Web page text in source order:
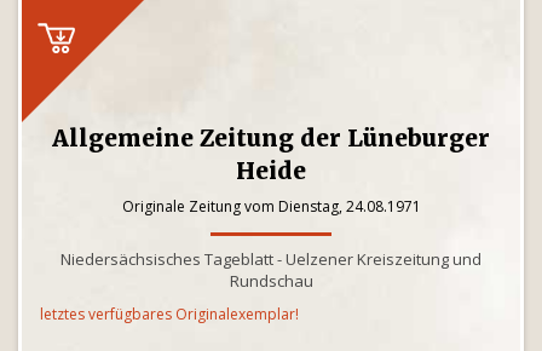
Allgemeine Zeitung der Lüneburger
Heide
Originale Zeitung vom Dienstag, 24.08.1971
Niedersächsisches Tageblatt - Uelzener Kreiszeitung und
Rundschau
letztes verfügbares Originalexemplar!